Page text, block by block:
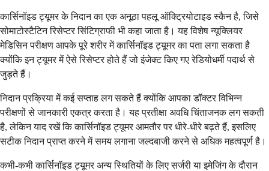
कार्सिनॉइड ट्यूमर के निदान का एक अनूठा पहलू ऑक्ट्रियोटाइड स्कैन है, जिसे
सोमाटोस्टैटिन रिसेप्टर सिंटिग्राफी भी कहा जाता है। यह विशेष न्यूक्लियर
मेडिसिन परीक्षण आपके पूरे शरीर में कार्सिनॉइड ट्यूमर का पता लगा सकता है
क्योंकि इन ट्यूमर में ऐसे रिसेप्टर होते हैं जो इंजेक्ट किए गए रेडियोधर्मी पदार्थ से
जुड़ते हैं।
निदान प्रक्रिया में कई सप्ताह लग सकते हैं क्योंकि आपका डॉक्टर विभिन्न
परीक्षणों से जानकारी एकत्र करता है। यह प्रतीक्षा अवधि चिंताजनक लग सकती
है, लेकिन याद रखें कि कार्सिनॉइड ट्यूमर आमतौर पर धीरे-धीरे बढ़ते हैं, इसलिए
सटीक निदान प्राप्त करने में समय लगाना जल्दबाजी करने से अधिक महत्वपूर्ण है।
कभी-कभी कार्सिनॉइड ट्यूमर अन्य स्थितियों के लिए सर्जरी या इमेजिंग के दौरान